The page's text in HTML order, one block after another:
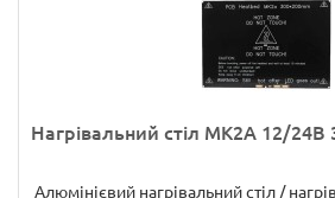
Нагрівальний стіл MK2A 12/
Алюмінієвий нагрівальний стіл /